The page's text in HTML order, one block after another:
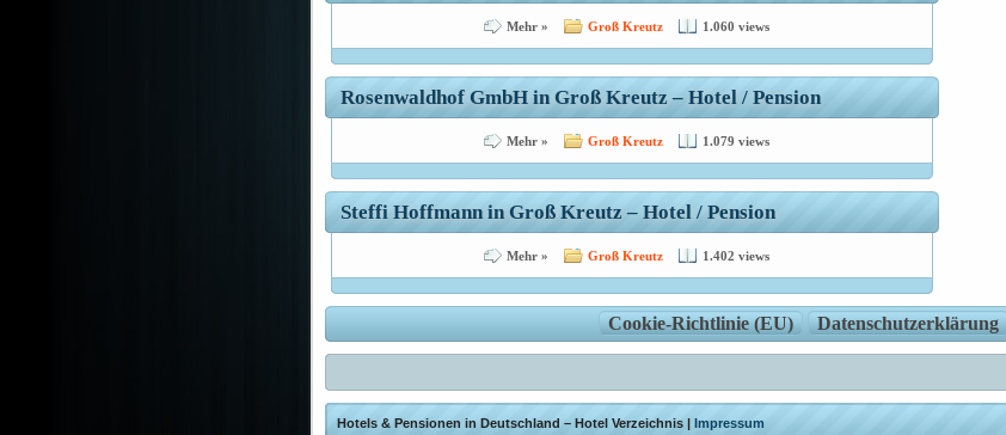
Mehr » Groß Kreutz 1.060 views
Rosenwaldhof GmbH in Groß Kreutz – Hotel / Pension
Mehr » Groß Kreutz 1.079 views
Steffi Hoffmann in Groß Kreutz – Hotel / Pension
Mehr » Groß Kreutz 1.402 views
Cookie-Richtlinie (EU) Datenschutzerklärung
Hotels & Pensionen in Deutschland – Hotel Verzeichnis | Impressum